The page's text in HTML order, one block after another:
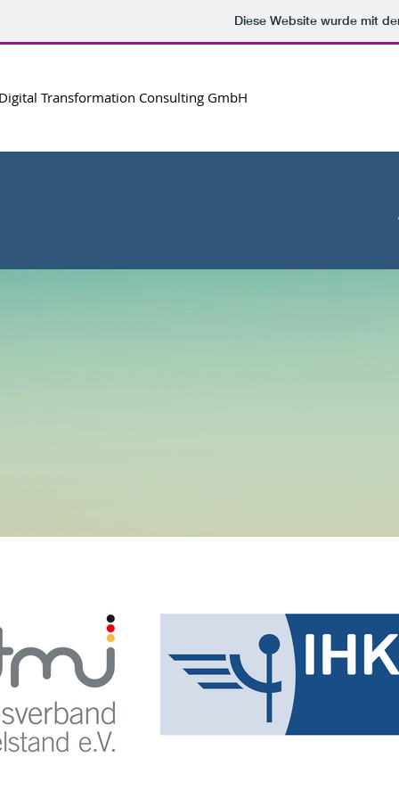
Diese Website wurde mit
Transformation Consulting GmbH